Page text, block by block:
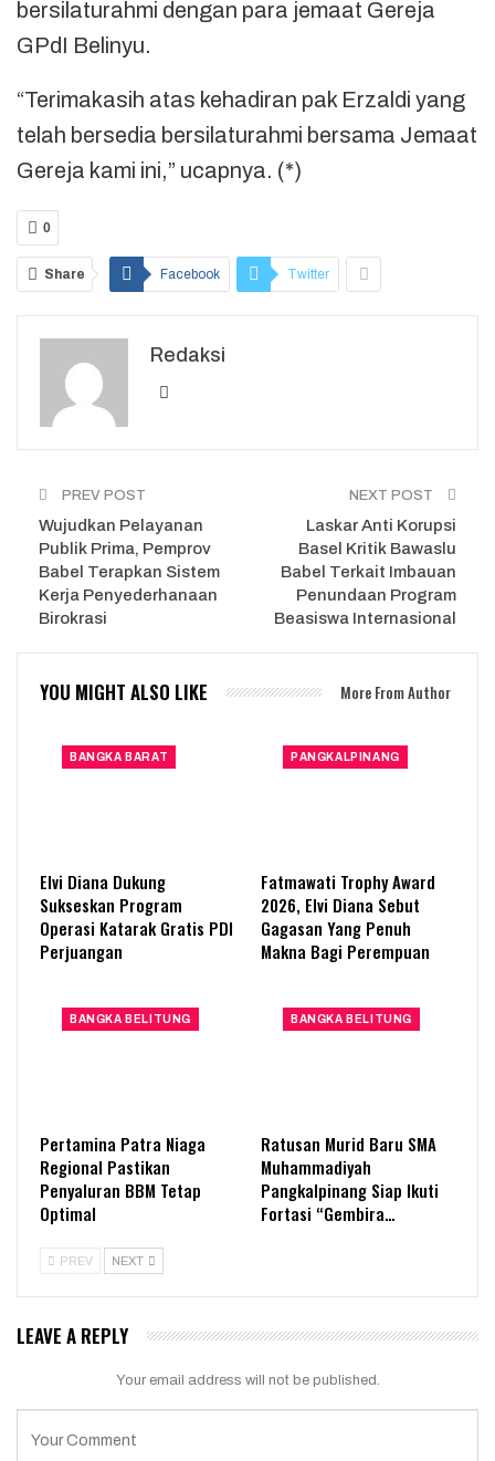
bersilaturahmi dengan para jemaat Gereja
GPdI Belinyu.
“Terimakasih atas kehadiran pak Erzaldi yang
telah bersedia bersilaturahmi bersama Jemaat
Gereja kami ini,” ucapnya. (*)
0
Share Facebook Twitter
Redaksi
PREV POST
Wujudkan Pelayanan
Publik Prima, Pemprov
Babel Terapkan Sistem
Kerja Penyederhanaan
Birokrasi
NEXT POST
Laskar Anti Korupsi
Basel Kritik Bawaslu
Babel Terkait Imbauan
Penundaan Program
Beasiswa Internasional
YOU MIGHT ALSO LIKE More From Author
BANGKA BARAT
Elvi Diana Dukung
Sukseskan Program
Operasi Katarak Gratis PDI
Perjuangan
PANGKALPINANG
Fatmawati Trophy Award
2026, Elvi Diana Sebut
Gagasan Yang Penuh
Makna Bagi Perempuan
BANGKA BELITUNG
Pertamina Patra Niaga
Regional Pastikan
Penyaluran BBM Tetap
Optimal
BANGKA BELITUNG
Ratusan Murid Baru SMA
Muhammadiyah
Pangkalpinang Siap Ikuti
Fortasi “Gembira…
PREV NEXT
LEAVE A REPLY
Your email address will not be published.